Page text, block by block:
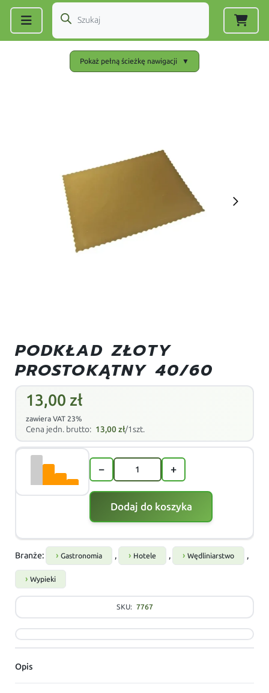
Pokaż pełną ścieżkę nawigacji ▼
PODKŁAD ZŁOTY
PROSTOKĄTNY 40/60
13,00 zł
zawiera VAT 23%
Cena jedn. brutto: 13,00zł/1szt.
− +
Dodaj do koszyka
Branże: Gastronomia , Hotele , Wędliniarstwo ,
Wypieki
SKU: 7767
Opis